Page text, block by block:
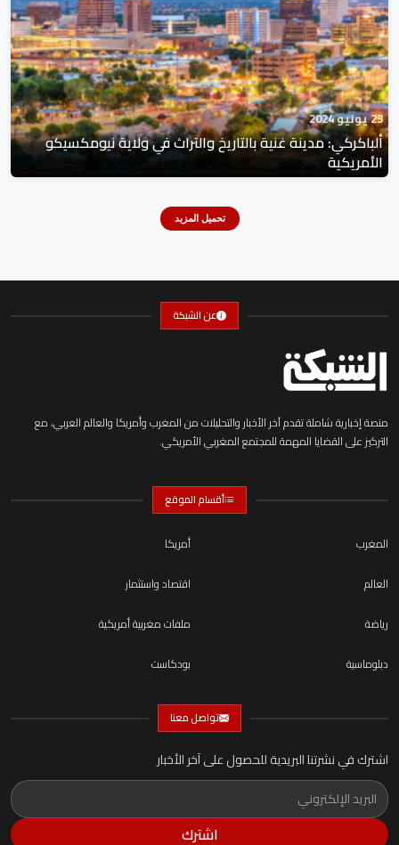
23 يونيو 2024
ألباكركي: مدينة غنية بالتاريخ والتراث في ولاية نيومكسيكو
الأمريكية
تحميل المزيد
عن الشبكة
منصة إخبارية شاملة تقدم آخر الأخبار والتحليلات من المغرب وأمريكا والعالم العربي، مع
التركيز على القضايا المهمة للمجتمع المغربي الأمريكي.
أقسام الموقع
المغرب
أمريكا
العالم
اقتصاد واستثمار
رياضة
ملفات مغربية أمريكية
دبلوماسية
بودكاست
تواصل معنا
اشترك في نشرتنا البريدية للحصول على آخر الأخبار
اشترك